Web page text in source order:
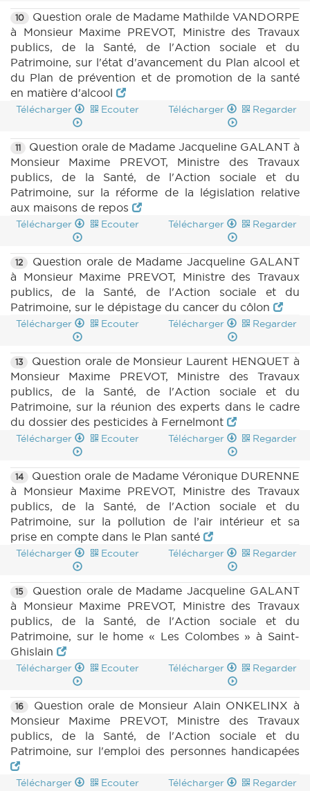
10
Question orale de Madame Mathilde VANDORPE
à Monsieur Maxime PREVOT, Ministre des Travaux
publics, de la Santé, de l'Action sociale et du
Patrimoine, sur l'état d'avancement du Plan alcool et
du Plan de prévention et de promotion de la santé
en matière d'alcool
Télécharger Ecouter Télécharger Regarder
11
Question orale de Madame Jacqueline GALANT à
Monsieur Maxime PREVOT, Ministre des Travaux
publics, de la Santé, de l'Action sociale et du
Patrimoine, sur la réforme de la législation relative
aux maisons de repos
Télécharger Ecouter Télécharger Regarder
12
Question orale de Madame Jacqueline GALANT
à Monsieur Maxime PREVOT, Ministre des Travaux
publics, de la Santé, de l'Action sociale et du
Patrimoine, sur le dépistage du cancer du côlon
Télécharger Ecouter Télécharger Regarder
13
Question orale de Monsieur Laurent HENQUET à
Monsieur Maxime PREVOT, Ministre des Travaux
publics, de la Santé, de l'Action sociale et du
Patrimoine, sur la réunion des experts dans le cadre
du dossier des pesticides à Fernelmont
Télécharger Ecouter Télécharger Regarder
14
Question orale de Madame Véronique DURENNE
à Monsieur Maxime PREVOT, Ministre des Travaux
publics, de la Santé, de l'Action sociale et du
Patrimoine, sur la pollution de l’air intérieur et sa
prise en compte dans le Plan santé
Télécharger Ecouter Télécharger Regarder
15
Question orale de Madame Jacqueline GALANT
à Monsieur Maxime PREVOT, Ministre des Travaux
publics, de la Santé, de l'Action sociale et du
Patrimoine, sur le home « Les Colombes » à Saint-
Ghislain
Télécharger Ecouter Télécharger Regarder
16
Question orale de Monsieur Alain ONKELINX à
Monsieur Maxime PREVOT, Ministre des Travaux
publics, de la Santé, de l'Action sociale et du
Patrimoine, sur l'emploi des personnes handicapées
Télécharger Ecouter Télécharger Regarder